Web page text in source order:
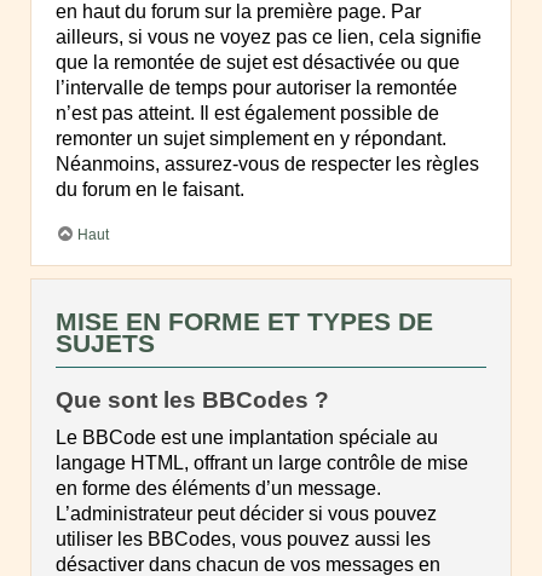
en haut du forum sur la première page. Par
ailleurs, si vous ne voyez pas ce lien, cela signifie
que la remontée de sujet est désactivée ou que
l’intervalle de temps pour autoriser la remontée
n’est pas atteint. Il est également possible de
remonter un sujet simplement en y répondant.
Néanmoins, assurez-vous de respecter les règles
du forum en le faisant.
Haut
MISE EN FORME ET TYPES DE
SUJETS
Que sont les BBCodes ?
Le BBCode est une implantation spéciale au
langage HTML, offrant un large contrôle de mise
en forme des éléments d’un message.
L’administrateur peut décider si vous pouvez
utiliser les BBCodes, vous pouvez aussi les
désactiver dans chacun de vos messages en